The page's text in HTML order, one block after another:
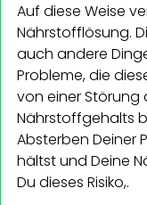
Auf diese Weise
Nährstofflösung.
auch andere
Probleme, die
von einer
Nährstoffgehalts
Absterben Deiner
hältst und Deine
Du dieses Risiko,.